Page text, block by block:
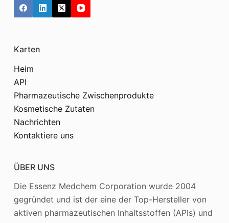
Karten
Heim
API
Pharmazeutische Zwischenprodukte
Kosmetische Zutaten
Nachrichten
Kontaktiere uns
ÜBER UNS
Die Essenz Medchem Corporation wurde 2004
gegründet und ist der eine der Top-Hersteller von
aktiven pharmazeutischen Inhaltsstoffen (APIs) und